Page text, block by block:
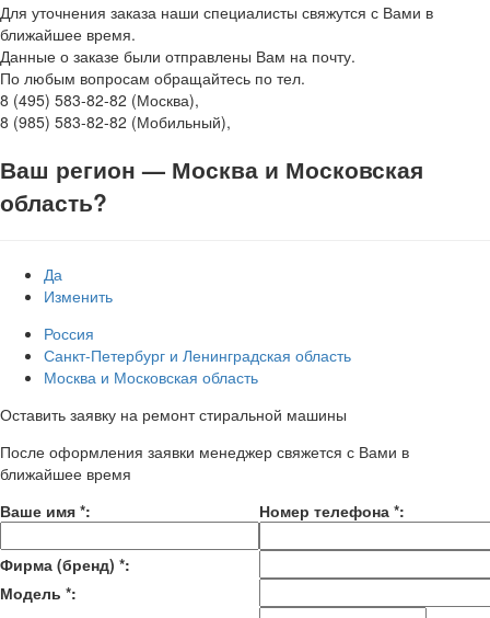
Для уточнения заказа наши специалисты свяжутся с Вами в
ближайшее время.
Данные о заказе были отправлены Вам на почту.
По любым вопросам обращайтесь по тел.
8 (495) 583-82-82 (Москва),
8 (985) 583-82-82 (Мобильный),
Ваш регион — Москва и Московская
область?
Да
Изменить
Россия
Санкт-Петербург и Ленинградская область
Москва и Московская область
Оставить заявку на ремонт стиральной машины
После оформления заявки менеджер свяжется с Вами в
ближайшее время
Ваше имя *: Номер телефона *:
Фирма (бренд) *:
Модель *: